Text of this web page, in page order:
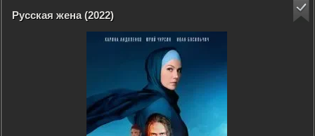
Русская жена (2022)